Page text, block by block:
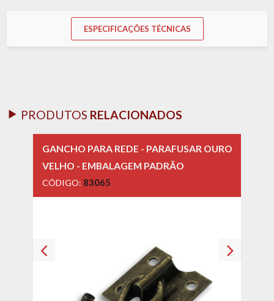
ESPECIFICAÇÕES TÉCNICAS
PRODUTOS RELACIONADOS
GANCHO PARA REDE - PARAFUSAR OURO
VELHO - EMBALAGEM PADRÃO
CÓDIGO: 83065